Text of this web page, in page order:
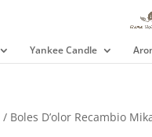
Yankee Candle
/ Boles D’olor Recambio